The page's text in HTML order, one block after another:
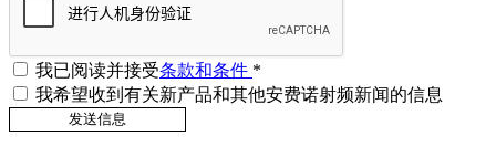
我已阅读并接受条款和条件 *
我希望收到有关新产品和其他安费诺射频新闻的信息